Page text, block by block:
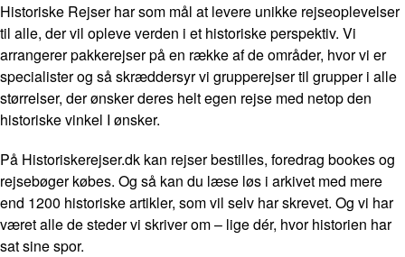
Historiske Rejser har som mål at levere unikke rejseoplevelser
til alle, der vil opleve verden i et historiske perspektiv. Vi
arrangerer pakkerejser på en række af de områder, hvor vi er
specialister og så skræddersyr vi grupperejser til grupper i alle
størrelser, der ønsker deres helt egen rejse med netop den
historiske vinkel I ønsker.
På Historiskerejser.dk kan rejser bestilles, foredrag bookes og
rejsebøger købes. Og så kan du læse løs i arkivet med mere
end 1200 historiske artikler, som vil selv har skrevet. Og vi har
været alle de steder vi skriver om – lige dér, hvor historien har
sat sine spor.